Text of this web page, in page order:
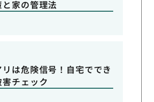
家の管理法
は危険信号！自宅ででき
チェック